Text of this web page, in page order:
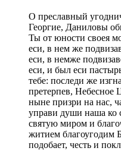
О преславный
Георгие, Даниловы
Ты от юности своея
еси, в нем же
еси, в немже
еси, и был еси
тебе: последи же
претерпев, Небесное
ныне призри на нас,
управи души наша ко
святую миром и
житием благоугодим
подобает, честь и